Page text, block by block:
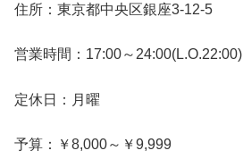
住所：東京都中央区銀座3-12-5
営業時間：17:00～24:00(L.O.22:00)
定休日：月曜
予算：￥8,000～￥9,999